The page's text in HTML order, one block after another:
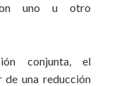
uno u otro
conjunta, el
de una reducción